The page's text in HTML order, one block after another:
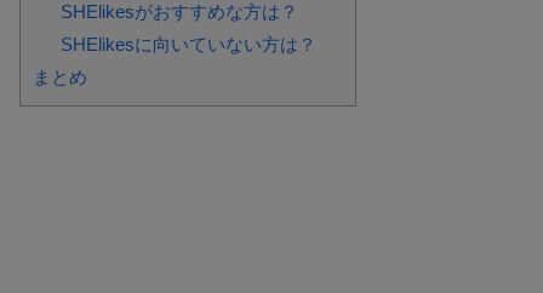
SHElikesがおすすめな方は？
SHElikesに向いていない方は？
まとめ